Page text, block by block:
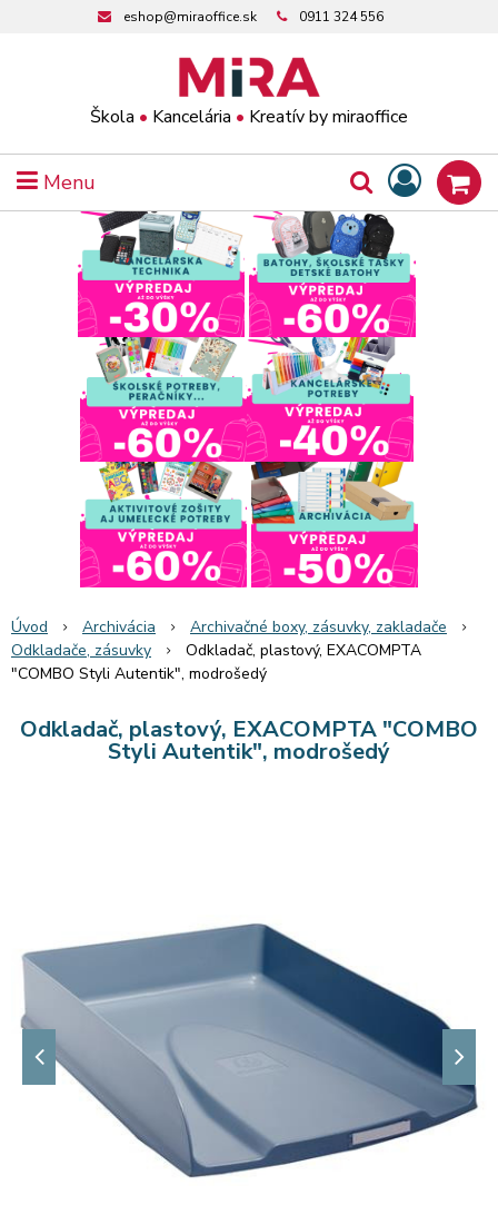
Škola • Kancelária • Kreatív by miraoffice
eshop@miraoffice.sk 0911 324 556
Menu
Úvod Archivácia
Archivačné boxy, zásuvky, zakladače
Odkladače, zásuvky
Odkladač, plastový, EXACOMPTA
"COMBO Styli Autentik", modrošedý
Odkladač, plastový, EXACOMPTA "COMBO
Styli Autentik", modrošedý